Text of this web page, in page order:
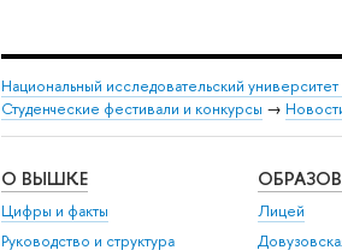
Национальный исследовательский
Студенческие фестивали и конкурсы →
О ВЫШКЕ
Цифры и факты
Руководство и структура
Лицей